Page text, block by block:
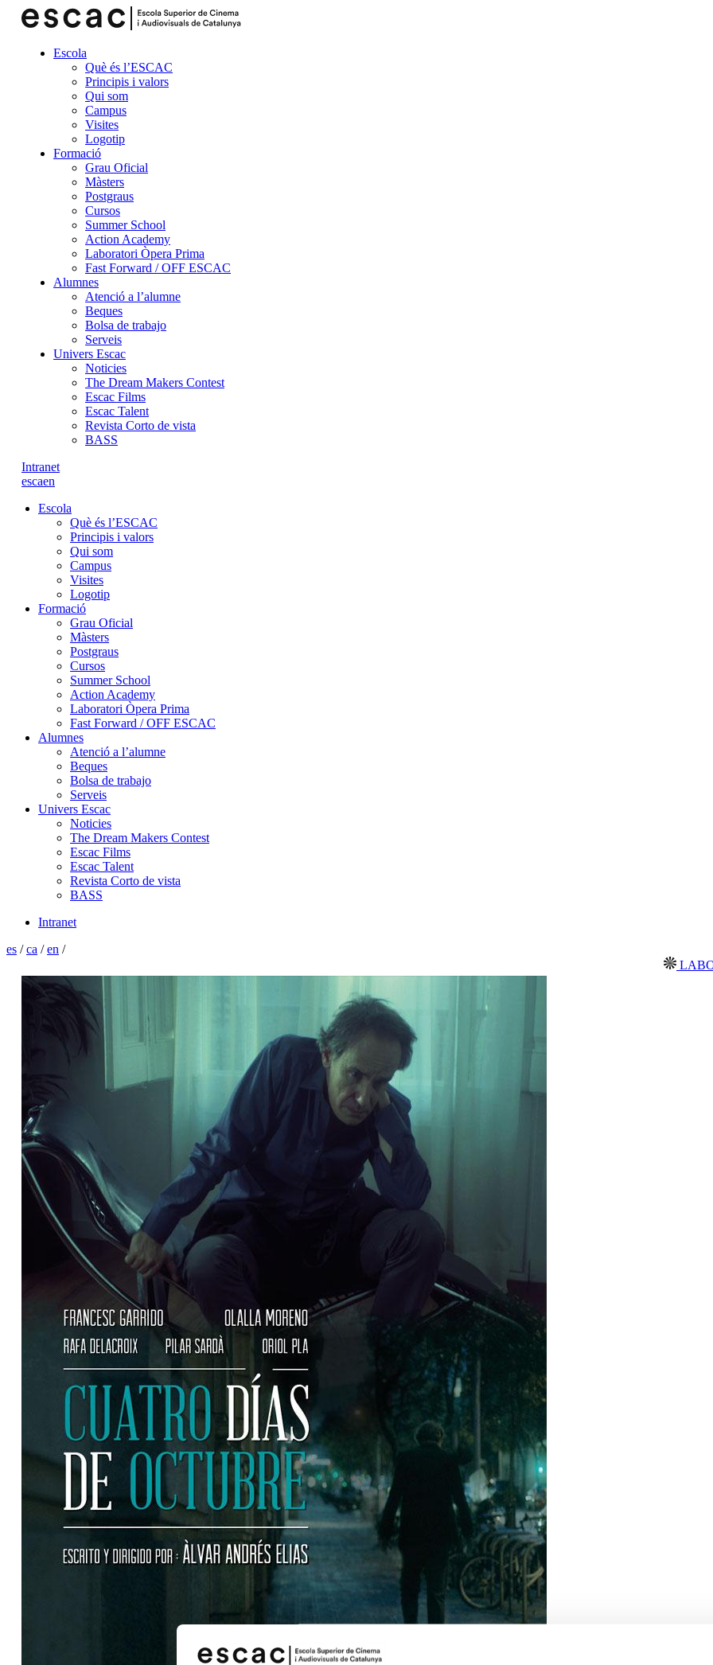
Escola
Què és l’ESCAC
Principis i valors
Qui som
Campus
Visites
Logotip
Formació
Grau Oficial
Màsters
Postgraus
Cursos
Summer School
Action Academy
Laboratori Òpera Prima
Fast Forward / OFF ESCAC
Alumnes
Atenció a l’alumne
Beques
Bolsa de trabajo
Serveis
Univers Escac
Noticies
The Dream Makers Contest
Escac Films
Escac Talent
Revista Corto de vista
BASS
Intranet
escaen
Escola
Què és l’ESCAC
Principis i valors
Qui som
Campus
Visites
Logotip
Formació
Grau Oficial
Màsters
Postgraus
Cursos
Summer School
Action Academy
Laboratori Òpera Prima
Fast Forward / OFF ESCAC
Alumnes
Atenció a l’alumne
Beques
Bolsa de trabajo
Serveis
Univers Escac
Noticies
The Dream Makers Contest
Escac Films
Escac Talent
Revista Corto de vista
BASS
Intranet
es /ca /en /
LABORATORI